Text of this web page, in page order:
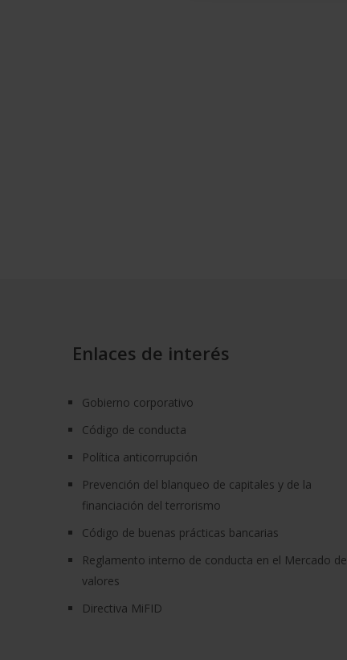
Enlaces de interés
Gobierno corporativo
Código de conducta
Política anticorrupción
Prevención del blanqueo de capitales y de la
financiación del terrorismo
Código de buenas prácticas bancarias
Reglamento interno de conducta en el Mercado de
valores
Directiva MiFID